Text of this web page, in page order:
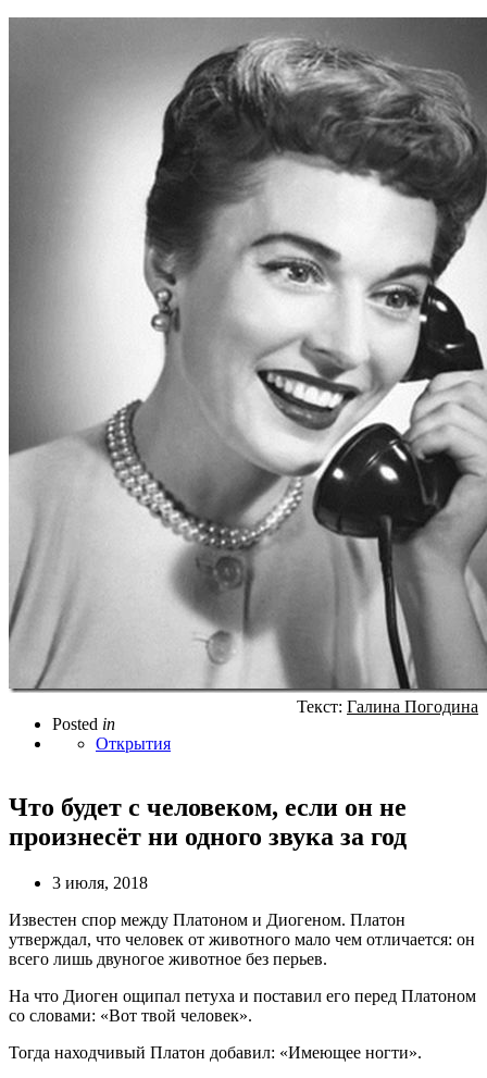
Posted in
Открытия
Текст: Галина Погодина
Что будет с человеком, если он не
произнесёт ни одного звука за год
3 июля, 2018
Известен спор между Платоном и Диогеном. Платон
утверждал, что человек от животного мало чем отличается: он
всего лишь двуногое животное без перьев.
На что Диоген ощипал петуха и поставил его перед Платоном
со словами: «Вот твой человек».
Тогда находчивый Платон добавил: «Имеющее ногти».